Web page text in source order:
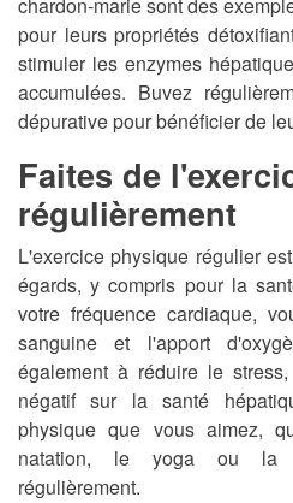
chardon-marie sont des
pour leurs propriétés
stimuler les enzymes
accumulées. Buvez
dépurative pour bénéficier de
Faites de
régulièrement
L'exercice physique régulier
égards, y compris pour la
votre fréquence cardiaque,
sanguine et l'apport
également à réduire le
négatif sur la santé
physique que vous aimez,
natation, le yoga ou la
régulièrement.